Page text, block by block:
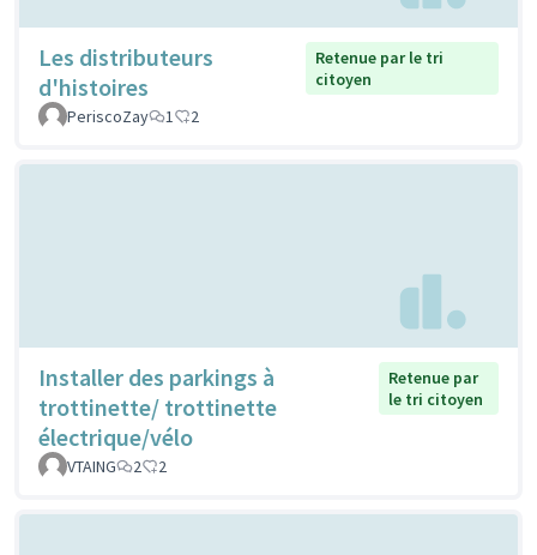
Les distributeurs
d'histoires
Retenue par le tri
citoyen
PeriscoZay
1 2
Installer des parkings à
trottinette/ trottinette
électrique/vélo
Retenue par
le tri citoyen
VTAING 2 2